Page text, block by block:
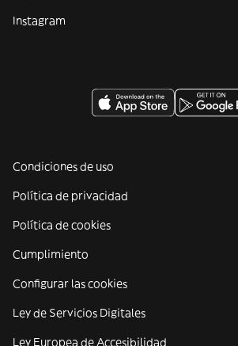
Instagram
Condiciones de uso
Política de privacidad
Política de cookies
Cumplimiento
Configurar las cookies
Ley de Servicios Digitales
Ley Europea de Accesibilidad